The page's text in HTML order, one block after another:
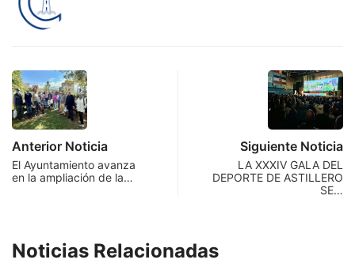
Anterior Noticia
El Ayuntamiento avanza
en la ampliación de la…
Siguiente Noticia
LA XXXIV GALA DEL
DEPORTE DE ASTILLERO
SE…
Noticias Relacionadas